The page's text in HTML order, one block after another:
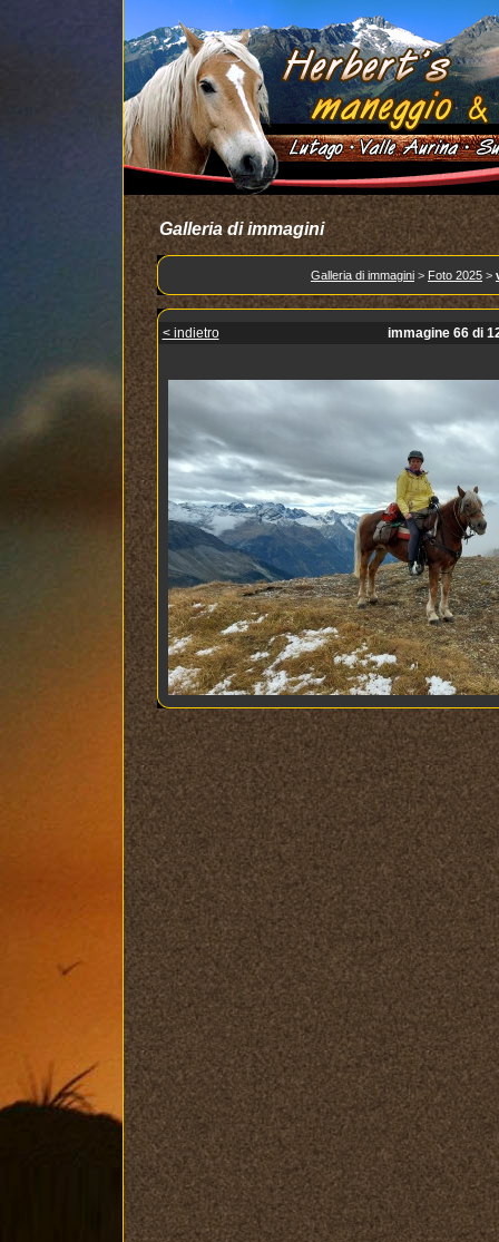
Galleria di immagini
Galleria di immagini > Foto 2025 >
< indietro immagine 66 di